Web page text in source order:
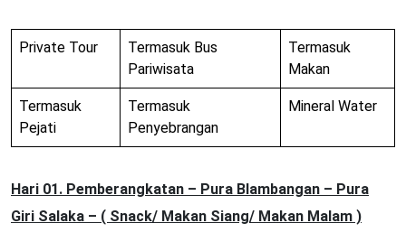
Private Tour
Termasuk Bus
Pariwisata
Termasuk
Makan
Termasuk
Pejati
Termasuk
Penyebrangan
Mineral Water
Hari 01. Pemberangkatan – Pura Blambangan – Pura
Giri Salaka – ( Snack/ Makan Siang/ Makan Malam )